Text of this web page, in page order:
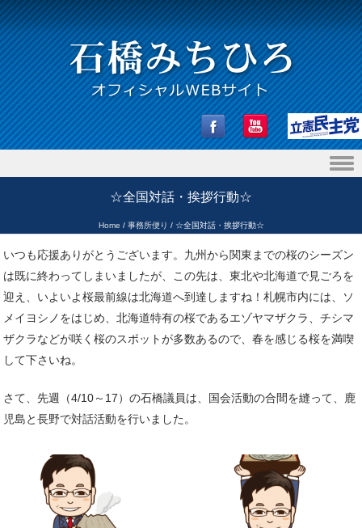
☆全国対話・挨拶行動☆
Home /事務所便り / ☆全国対話・挨拶行動☆
いつも応援ありがとうございます。九州から関東までの桜のシーズン
は既に終わってしまいましたが、この先は、東北や北海道で見ごろを
迎え、いよいよ桜最前線は北海道へ到達しますね！札幌市内には、ソ
メイヨシノをはじめ、北海道特有の桜であるエゾヤマザクラ、チシマ
ザクラなどが咲く桜のスポットが多数あるので、春を感じる桜を満喫
して下さいね。
さて、先週（4/10～17）の石橋議員は、国会活動の合間を縫って、鹿
児島と長野で対話活動を行いました。